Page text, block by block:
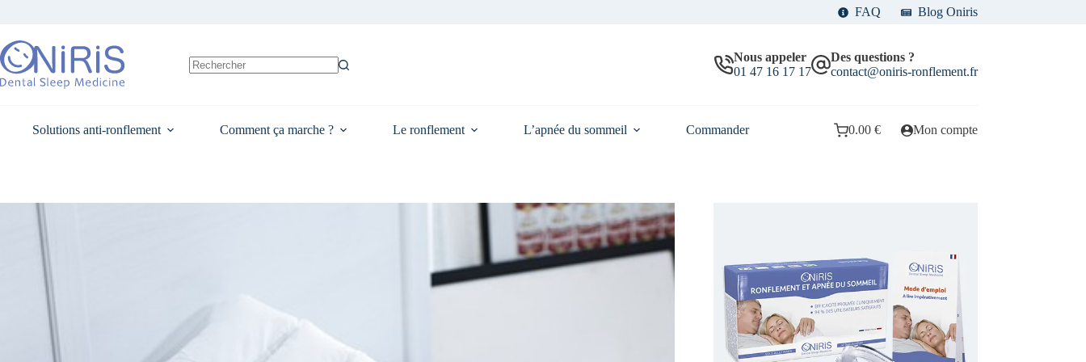
FAQ Blog Oniris
Nous appeler
01 47 16 17 17
Des questions ?
contact@oniris-ronflement.fr
Solutions anti-ronflement Comment ça marche ? Le ronflement L’apnée du sommeil Commander
Panier
0.00 € Mon compte